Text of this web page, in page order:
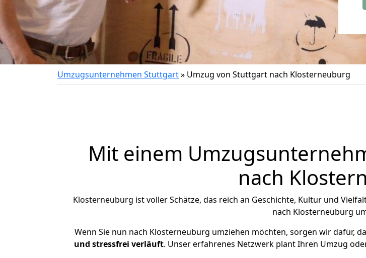
Umzugsunternehmen Stuttgart» Umzug von Stuttgart nach Klosterneuburg
Mit einem
nach
Klosterneuburg ist voller Schätze, das reich an Geschichte, Kultur und
nach Klosterneuburg
Wenn Sie nun nach Klosterneuburg umziehen möchten, sorgen wir dafür,
und stressfrei verläuft. Unser erfahrenes Netzwerk plant Ihren Umzug